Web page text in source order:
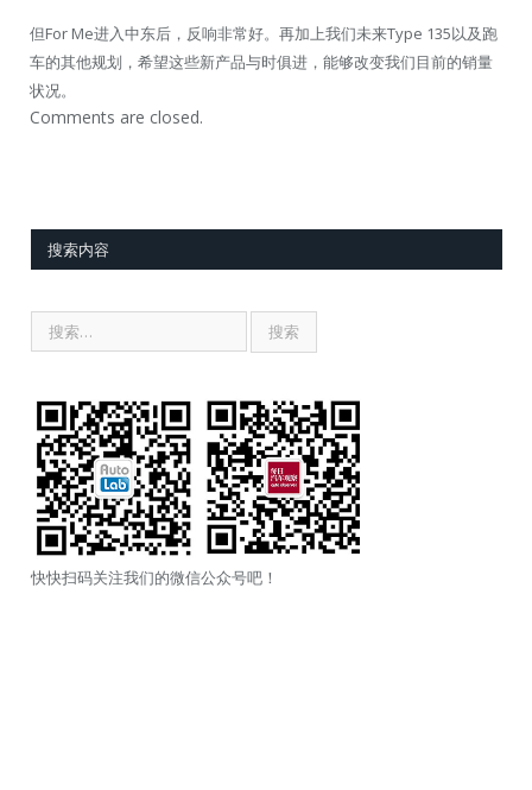
但For Me进入中东后，反响非常好。再加上我们未来Type 135以及跑
车的其他规划，希望这些新产品与时俱进，能够改变我们目前的销量
状况。
Comments are closed.
搜索内容
快快扫码关注我们的微信公众号吧！